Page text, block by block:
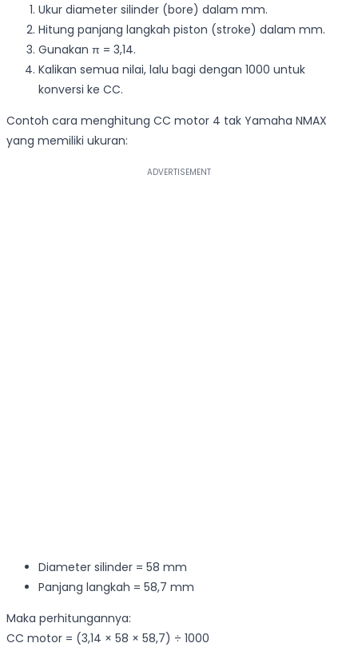
Ukur diameter silinder (bore) dalam mm.
Hitung panjang langkah piston (stroke) dalam mm.
Gunakan π = 3,14.
Kalikan semua nilai, lalu bagi dengan 1000 untuk
konversi ke CC.
Contoh cara menghitung CC motor 4 tak Yamaha NMAX
yang memiliki ukuran:
Diameter silinder = 58 mm
Panjang langkah = 58,7 mm
Maka perhitungannya:
CC motor = (3,14 × 58 × 58,7) ÷ 1000